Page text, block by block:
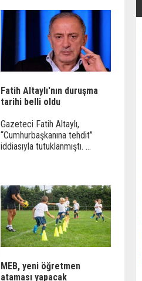
Fatih Altaylı'nın duruşma
tarihi belli oldu
Gazeteci Fatih Altaylı,
“Cumhurbaşkanına tehdit”
iddiasıyla tutuklanmıştı. ...
MEB, yeni öğretmen
ataması yapacak